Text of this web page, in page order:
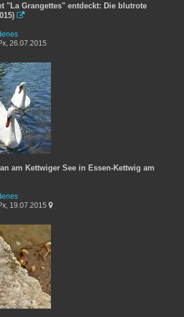
"La Grangettes" entdeckt: Die blutrote

26.07.2015
am Kettwiger See in Essen-Kettwig am
19.07.2015 